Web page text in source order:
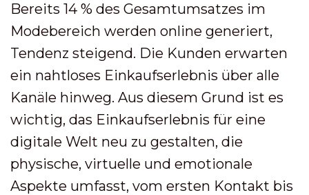
Bereits 14 % des Gesamtumsatzes im
Modebereich werden online generiert,
Tendenz steigend. Die Kunden erwarten
ein nahtloses Einkaufserlebnis über alle
Kanäle hinweg. Aus diesem Grund ist es
wichtig, das Einkaufserlebnis für eine
digitale Welt neu zu gestalten, die
physische, virtuelle und emotionale
Aspekte umfasst, vom ersten Kontakt bis